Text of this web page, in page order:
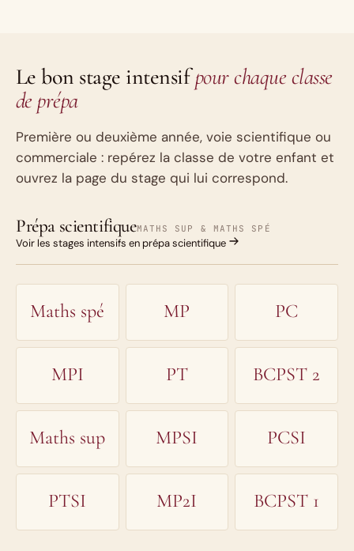
Le bon stage intensifpour chaque classe
de prépa
Première ou deuxième année, voie scientifique ou
commerciale : repérez la classe de votre enfant et
ouvrez la page du stage qui lui correspond.
Prépa scientifiqueMATHS SUP & MATHS SPÉ
Voir les stages intensifs en prépa scientifique
Maths spé MP PC
MPI PT BCPST 2
Maths sup MPSI PCSI
PTSI MP2I BCPST 1